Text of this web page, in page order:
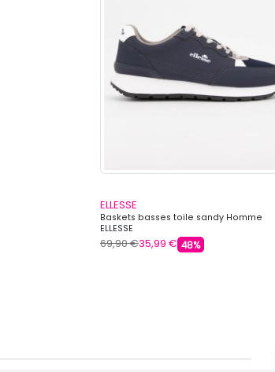
ELLESSE
Baskets basses toile sandy Homme
ELLESSE
69,90 €35,99 € 48%